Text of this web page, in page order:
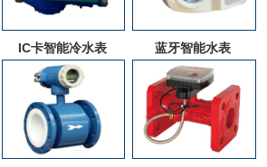
IC卡智能冷水表 蓝牙智能水表